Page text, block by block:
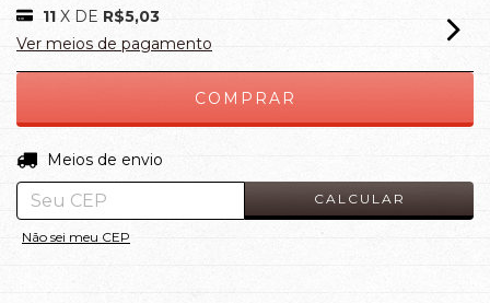
11 X DE R$5,03
Ver meios de pagamento
Entregas para o CEP:
Meios de envio
CALCULAR
Não sei meu CEP